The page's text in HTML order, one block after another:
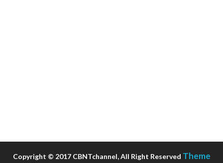
Copyright © 2017 CBNTchannel, All Right Reserved Theme